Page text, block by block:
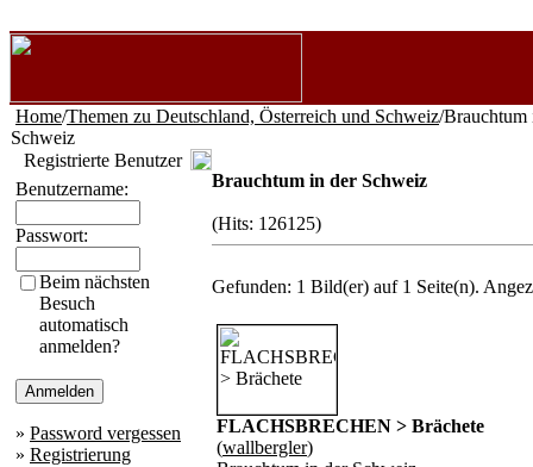
Home/Themen zu Deutschland, Österreich und Schweiz/Brauchtum
Schweiz
Registrierte Benutzer
Benutzername:
Passwort:
Beim nächsten
Besuch
automatisch
anmelden?
» Password vergessen
» Registrierung
Brauchtum in der Schweiz
(Hits: 126125)
Gefunden: 1 Bild(er) auf 1 Seite(n).
FLACHSBRECHEN > Brächete
(wallbergler)